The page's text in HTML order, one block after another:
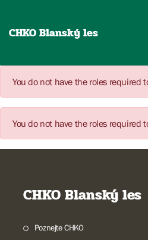
CHKO Blanský les
You do not have the roles required
You do not have the roles required
CHKO Blanský les
Poznejte CHKO